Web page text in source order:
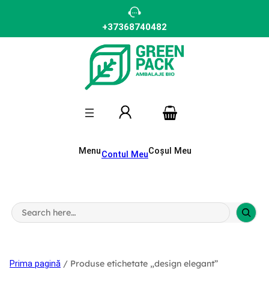
+37368740482
MenuContul MeuCoșul Meu
S
e
h
Prima pagină / Produse etichetate „design elegant”